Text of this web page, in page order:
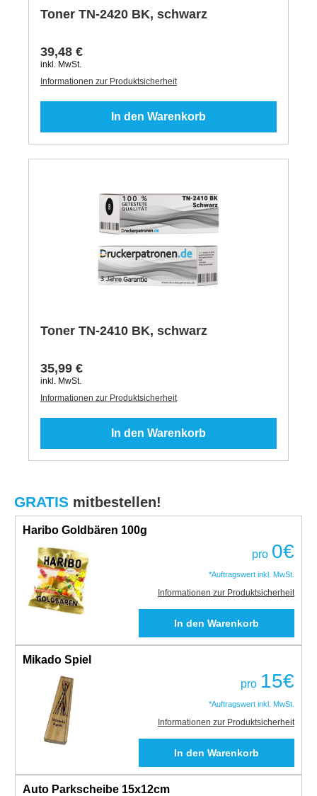
Toner TN-2420 BK, schwarz
39,48 €
inkl. MwSt.
Informationen zur Produktsicherheit
In den Warenkorb
Toner TN-2410 BK, schwarz
35,99 €
inkl. MwSt.
Informationen zur Produktsicherheit
In den Warenkorb
GRATIS mitbestellen!
Haribo Goldbären 100g
pro 0€
*Auftragswert inkl. MwSt.
Informationen zur Produktsicherheit
Mikado Spiel
pro 15€
*Auftragswert inkl. MwSt.
Informationen zur Produktsicherheit
Auto Parkscheibe 15x12cm